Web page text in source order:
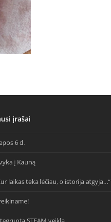
įrašai
6 d.
į Kauną
laikas teka lėčiau, o istorija atgyja…“